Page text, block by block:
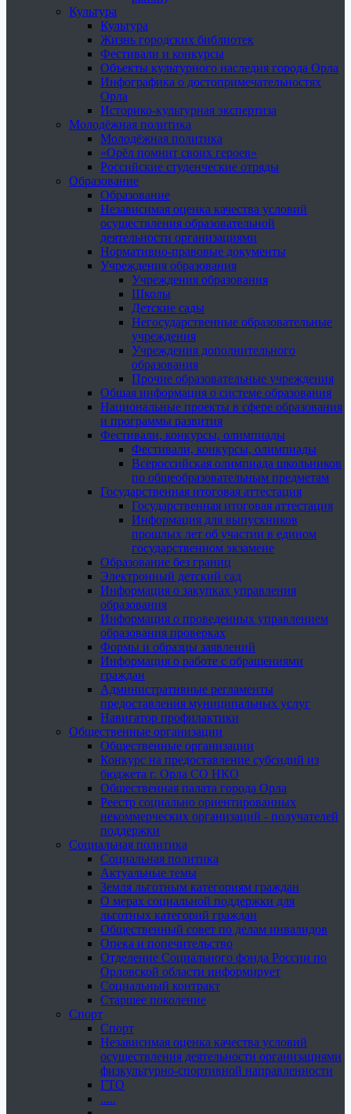
Культура
Культура
Жизнь городских библиотек
Фестивали и конкурсы
Объекты культурного наследия города Орла
Инфографика о достопримечательностях
Орла
Историко-культурная экспертиза
Молодёжная политика
Молодёжная политика
«Орёл помнит своих героев»
Российские студенческие отряды
Образование
Образование
Независимая оценка качества условий
осуществления образовательной
деятельности организациями
Нормативно-правовые документы
Учреждения образования
Учреждения образования
Школы
Детские сады
Негосударственные образовательные
учреждения
Учреждения дополнительного
образования
Прочие образовательные учреждения
Общая информация о системе образования
Национальные проекты в сфере образования
и программы развития
Фестивали, конкурсы, олимпиады
Фестивали, конкурсы, олимпиады
Всероссийская олимпиада школьников
по общеобразовательным предметам
Государственная итоговая аттестация
Государственная итоговая аттестация
Информация для выпускников
прошлых лет об участии в едином
государственном экзамене
Образование без границ
Электронный детский сад
Информация о закупках управления
образования
Информация о проведенных управлением
образования проверках
Формы и образцы заявлений
Информация о работе с обращениями
граждан
Административные регламенты
предоставления муниципальных услуг
Навигатор профилактики
Общественные организации
Общественные организации
Конкурс на предоставление субсидий из
бюджета г. Орла СО НКО
Общественная палата города Орла
Реестр социально ориентированных
некоммерческих организаций - получателей
поддержки
Социальная политика
Социальная политика
Актуальные темы
Земля льготным категориям граждан
О мерах социальной поддержки для
льготных категорий граждан
Общественный совет по делам инвалидов
Опека и попечительство
Отделение Социального фонда России по
Орловской области информирует
Социальный контракт
Старшее поколение
Спорт
Спорт
Независимая оценка качества условий
осуществления деятельности организациями
физкультурно-спортивной направленности
ГТО
.....